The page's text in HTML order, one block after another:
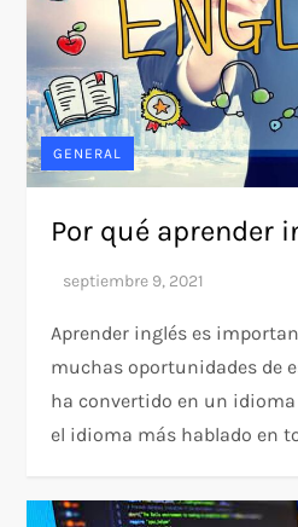
GENERAL
Por qué aprender
Aprender inglés es
muchas oportunidades de
ha convertido en un
el idioma más hablado en